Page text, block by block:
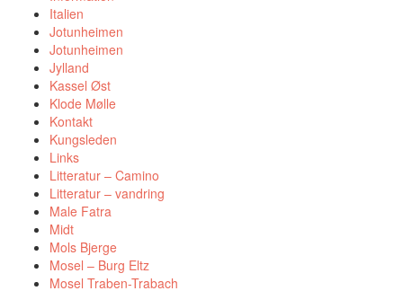
Italien
Jotunheimen
Jotunheimen
Jylland
Kassel Øst
Klode Mølle
Kontakt
Kungsleden
Links
Litteratur – Camino
Litteratur – vandring
Male Fatra
Midt
Mols Bjerge
Mosel – Burg Eltz
Mosel Traben-Trabach